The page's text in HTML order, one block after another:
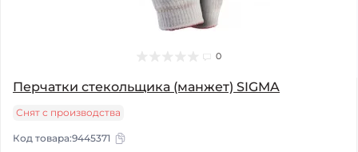
0
Перчатки стекольщика (манжет) SIGMA
Снят с производства
Код товара:9445371